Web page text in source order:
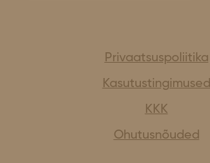
Privaatsuspoliitika
Kasutustingimused
KKK
Ohutusnõuded